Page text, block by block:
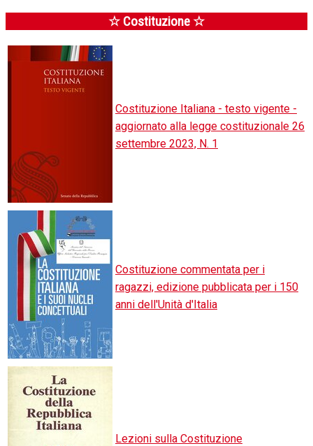
☆ Costituzione ☆
Costituzione Italiana - testo vigente -
aggiornato alla legge costituzionale 26
settembre 2023, N. 1
Costituzione commentata per i
ragazzi, edizione pubblicata per i 150
anni dell'Unità d'Italia
Lezioni sulla Costituzione